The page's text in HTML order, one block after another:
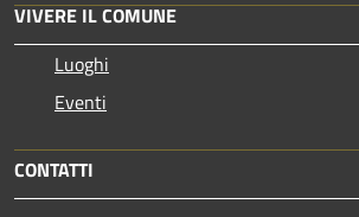
VIVERE IL COMUNE
Luoghi
Eventi
CONTATTI